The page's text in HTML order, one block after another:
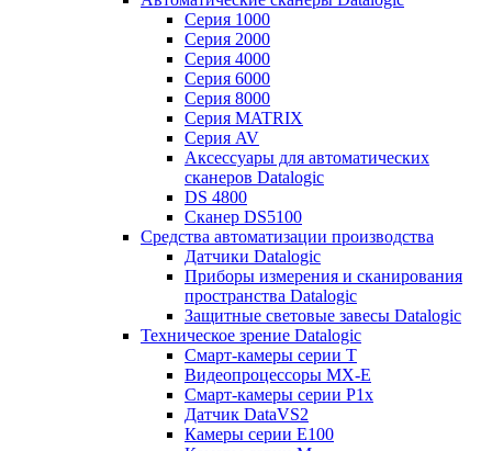
Серия 1000
Серия 2000
Серия 4000
Серия 6000
Серия 8000
Серия MATRIX
Серия AV
Аксессуары для автоматических
сканеров Datalogic
DS 4800
Сканер DS5100
Средства автоматизации производства
Датчики Datalogic
Приборы измерения и сканирования
пространства Datalogic
Защитные световые завесы Datalogic
Техническое зрение Datalogic
Смарт-камеры серии T
Видеопроцессоры MX-E
Смарт-камеры серии P1x
Датчик DataVS2
Камеры серии E100